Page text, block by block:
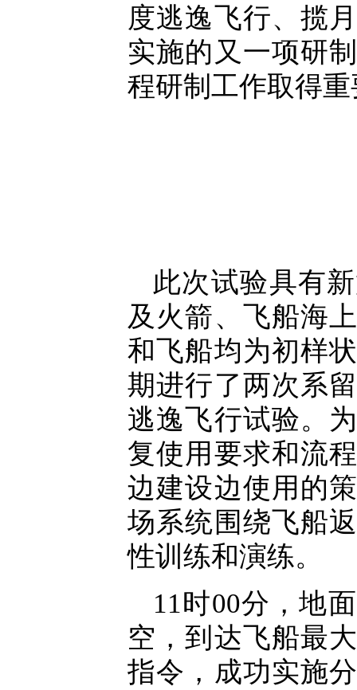
度逃逸飞行、揽
实施的又一项研
程研制工作取得
此次试验具有
及火箭、飞船海
和飞船均为初样
期进行了两次系
逃逸飞行试验。
复使用要求和流
边建设边使用的
场系统围绕飞船
性训练和演练。
11时00分，地
空，到达飞船最
指令，成功实施